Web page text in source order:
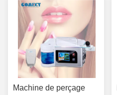
Machine de perçage